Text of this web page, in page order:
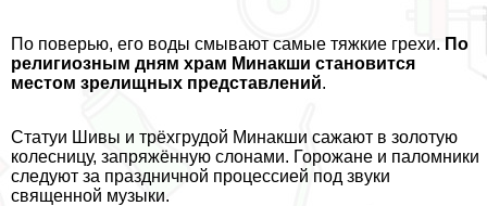
По поверью, его воды смывают самые тяжкие грехи. По
религиозным дням храм Минакши становится
местом зрелищных представлений.
Статуи Шивы и трёхгрудой Минакши сажают в золотую
колесницу, запряжённую слонами. Горожане и паломники
следуют за праздничной процессией под звуки
священной музыки.